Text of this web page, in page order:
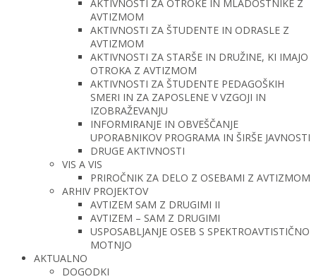
AKTIVNOSTI ZA OTROKE IN MLADOSTNIKE Z
AVTIZMOM
AKTIVNOSTI ZA ŠTUDENTE IN ODRASLE Z
AVTIZMOM
AKTIVNOSTI ZA STARŠE IN DRUŽINE, KI IMAJO
OTROKA Z AVTIZMOM
AKTIVNOSTI ZA ŠTUDENTE PEDAGOŠKIH
SMERI IN ZA ZAPOSLENE V VZGOJI IN
IZOBRAŽEVANJU
INFORMIRANJE IN OBVEŠČANJE
UPORABNIKOV PROGRAMA IN ŠIRŠE JAVNOSTI
DRUGE AKTIVNOSTI
VIS A VIS
PRIROČNIK ZA DELO Z OSEBAMI Z AVTIZMOM
ARHIV PROJEKTOV
AVTIZEM SAM Z DRUGIMI II
AVTIZEM – SAM Z DRUGIMI
USPOSABLJANJE OSEB S SPEKTROAVTISTIČNO
MOTNJO
AKTUALNO
DOGODKI